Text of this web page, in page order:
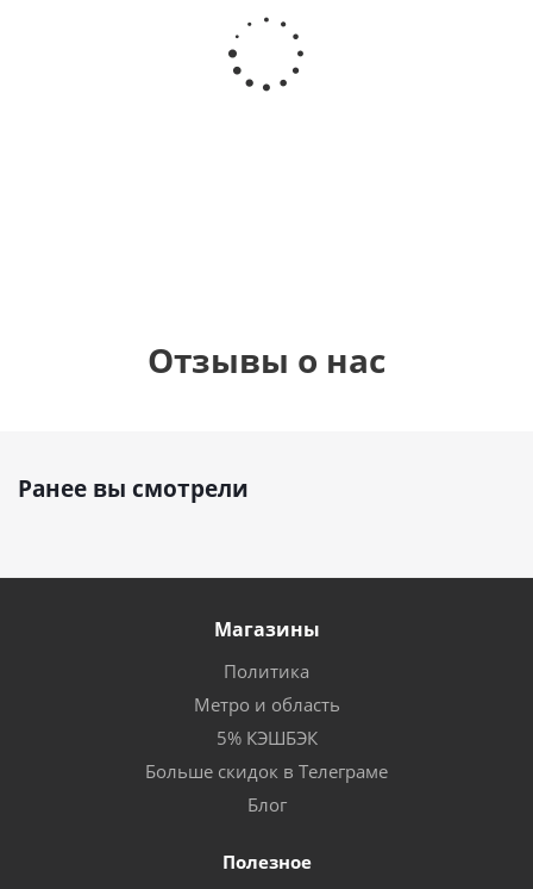
Шар с
днем
рождения,
с
Отзывы о нас
Ранее вы смотрели
Магазины
Политика
Метро и область
5% КЭШБЭК
Больше скидок в Телеграме
Блог
Полезное